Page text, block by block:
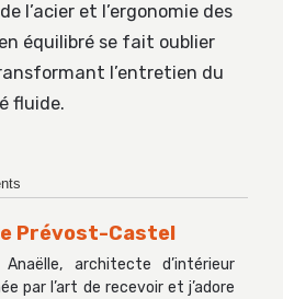
l’acier et l’ergonomie des
équilibré se fait oublier
l’entretien du
fluide.
Prévost-Castel
architecte d’intérieur
par l’art de recevoir et j’adore